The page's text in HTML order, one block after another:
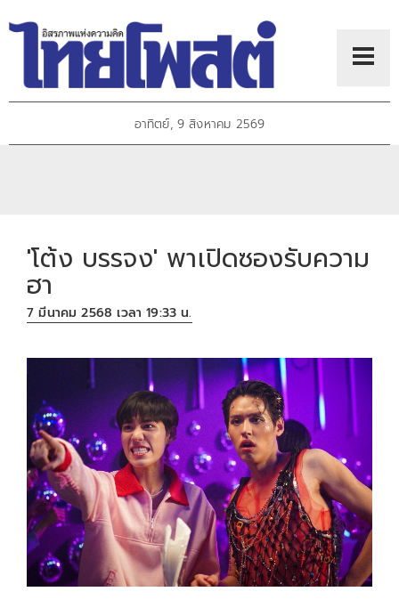
อาทิตย์, 9 สิงหาคม 2569
'โต้ง บรรจง' พาเปิดซองรับความ
ฮา
7 มีนาคม 2568 เวลา 19:33 น.